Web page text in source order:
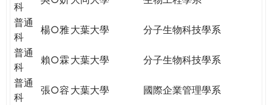
科
普通
科
楊○雅大葉大學
分子生物科技學系
普通
科
賴○霖 大葉大學
分子生物科技學系
普通
科
張○容 大葉大學
國際企業管理學系